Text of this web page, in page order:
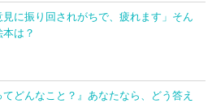
見に振り回されがちで、疲れます」そん
は？
てどんなこと？』あなたなら、どう答え